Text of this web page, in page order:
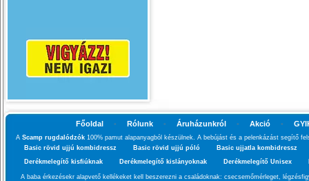
Főoldal - Rólunk - Áruházunkról - Akció -
A Scamp rugdalódzók 100% pamut alapanyagból készülnek. A bebújást és a pelenkázást segítő
Basic rövid ujjú kombidressz
Basic rövid ujjú póló
Basic ujjatla kombidressz
Derékmelegítő kisfiúknak
Derékmelegítő kislányoknak Derékmelegítő Unisex
A baba érkezésekr alapvető kellékeket kell beszerezni a családoknak: csecsemőmérleget,